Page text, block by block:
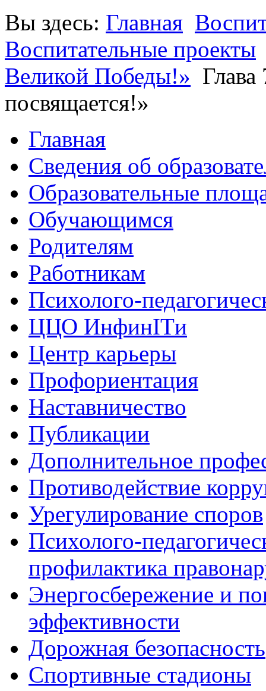
Вы здесь: Главная
Воспитательные проекты
Великой Победы!»
посвящается!»
Главная
Сведения об
Образовательные
Обучающимся
Родителям
Работникам
Психолого-
ЦЦО ИнфинITи
Центр карьеры
Профориентация
Наставничество
Публикации
Дополнительное
Противодействие
Урегулирование споров
Психолого-
профилактика
Энергосбережение и
эффективности
Дорожная безопасность
Спортивные стадионы